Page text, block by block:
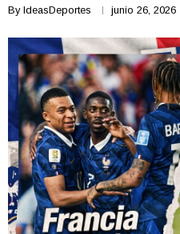
By IdeasDeportes junio 26, 2026